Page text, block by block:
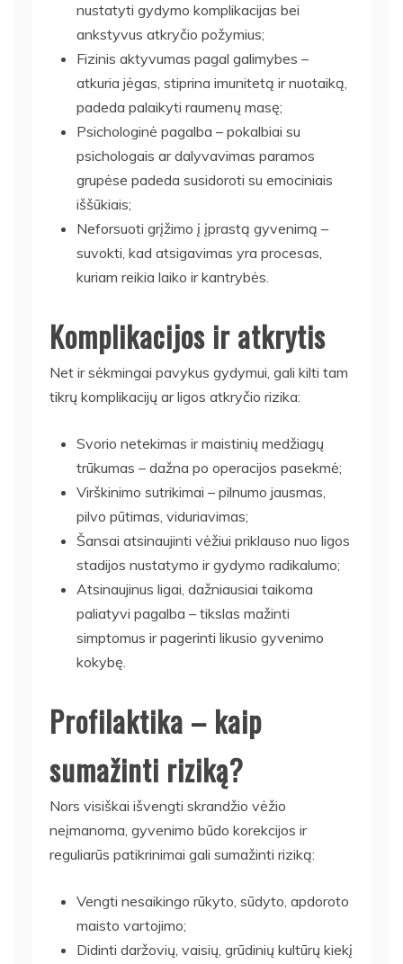
nustatyti gydymo komplikacijas bei
ankstyvus atkryčio požymius;
Fizinis aktyvumas pagal galimybes –
atkuria jėgas, stiprina imunitetą ir nuotaiką,
padeda palaikyti raumenų masę;
Psichologinė pagalba – pokalbiai su
psichologais ar dalyvavimas paramos
grupėse padeda susidoroti su emociniais
iššūkiais;
Neforsuoti grįžimo į įprastą gyvenimą –
suvokti, kad atsigavimas yra procesas,
kuriam reikia laiko ir kantrybės.
Komplikacijos ir atkrytis
Net ir sėkmingai pavykus gydymui, gali kilti tam
tikrų komplikacijų ar ligos atkryčio rizika:
Svorio netekimas ir maistinių medžiagų
trūkumas – dažna po operacijos pasekmė;
Virškinimo sutrikimai – pilnumo jausmas,
pilvo pūtimas, viduriavimas;
Šansai atsinaujinti vėžiui priklauso nuo ligos
stadijos nustatymo ir gydymo radikalumo;
Atsinaujinus ligai, dažniausiai taikoma
paliatyvi pagalba – tikslas mažinti
simptomus ir pagerinti likusio gyvenimo
kokybę.
Profilaktika – kaip
sumažinti riziką?
Nors visiškai išvengti skrandžio vėžio
neįmanoma, gyvenimo būdo korekcijos ir
reguliarūs patikrinimai gali sumažinti riziką:
Vengti nesaikingo rūkyto, sūdyto, apdoroto
maisto vartojimo;
Didinti daržovių, vaisių, grūdinių kultūrų kiekį